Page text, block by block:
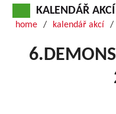
KALENDÁŘ AKCÍ
home kalendář akcí